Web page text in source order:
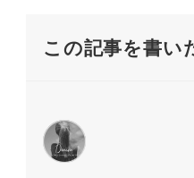
この記事を書い